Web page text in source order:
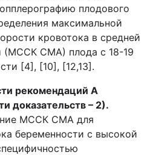
плодового
максимальной
кровотока в средней
(МССК СМА) плода с 18-19
[4], [10], [12,13].
рекомендаций А
доказательств – 2).
МССК СМА для
беременности с высокой